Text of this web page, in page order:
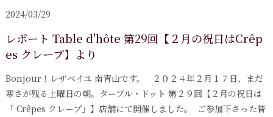
2024/03/29
レポート Table d'hôte 第29回【２月の祝日はCrêp
es クレープ】より
Bonjour！レザベイユ 南青山です。 ２０２４年２月１７日、まだ
寒さが残る土曜日の朝。ターブル・ドット 第２９回【２月の祝日は
「 Crêpes クレープ」】店舗にて開催しました。 ご参加下さった皆